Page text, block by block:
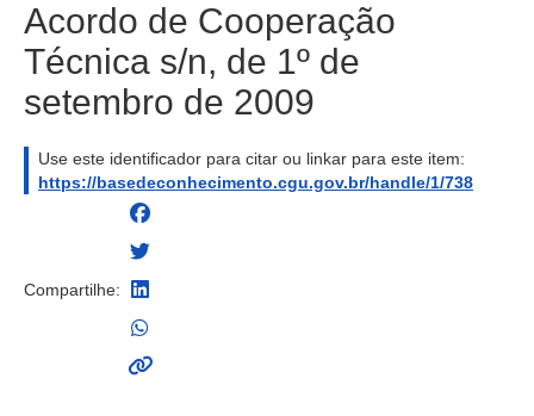
Acordo de Cooperação
Técnica s/n, de 1º de
setembro de 2009
Use este identificador para citar ou linkar para este item:
https://basedeconhecimento.cgu.gov.br/handle/1/738
Compartilhe: